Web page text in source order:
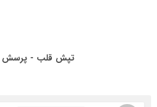
تپش قلب - پرسش 45210